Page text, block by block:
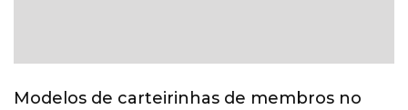
Modelos de carteirinhas de membros no